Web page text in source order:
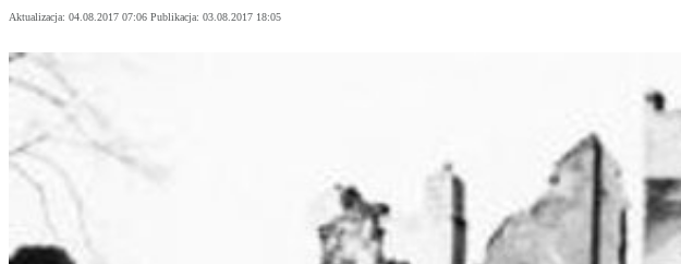
Aktualizacja: 04.08.2017 07:06 Publikacja: 03.08.2017 18:05